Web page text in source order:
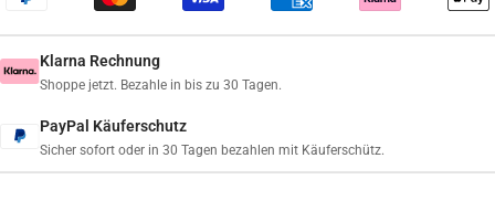
Klarna Rechnung
Shoppe jetzt. Bezahle in bis zu 30 Tagen.
PayPal Käuferschutz
Sicher sofort oder in 30 Tagen bezahlen mit Käuferschütz.